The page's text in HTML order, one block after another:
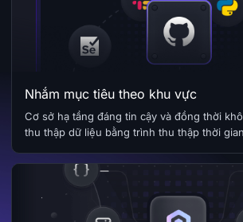
Nhắm mục tiêu theo khu vực
Cơ sở hạ tầng đáng tin cậy và đồng thời
thu thập dữ liệu bằng trình thu thập thời